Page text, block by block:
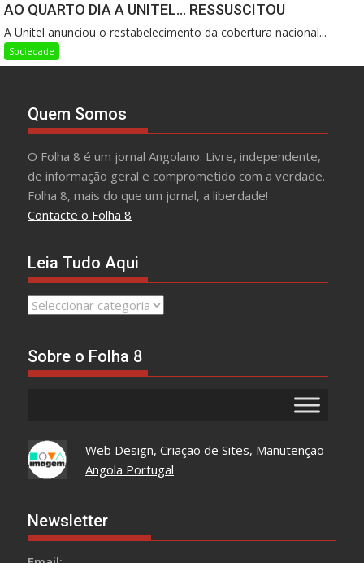
AO QUARTO DIA A UNITEL… RESSUSCITOU
A Unitel anunciou o restabelecimento da cobertura nacional...
Sociedade
Quem Somos
O Folha 8 é um jornal Angolano. Livre, independente,
de informação geral e comprometido com a verdade.
Folha 8, mais do que um jornal, a liberdade!
Contacte o Folha 8
Leia Tudo Aqui
Leia
Sobre o Folha 8
Web Design, Criação de Sites, Manutenção
Angola Portugal
Newsletter